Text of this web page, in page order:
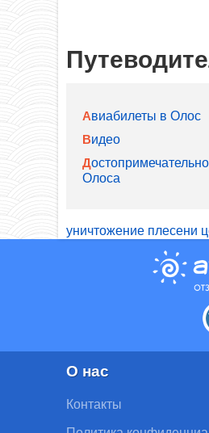
Авиабилеты в Олос
Видео
Достопримечательности
Олоса
уничтожение плесени
О нас
Контакты